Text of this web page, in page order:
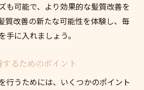
も可能で、より効果的な髪質改善を
質改善の新たな可能性を体験し、毎
手に入れましょう。
るためのポイント
行うためには、いくつかのポイント